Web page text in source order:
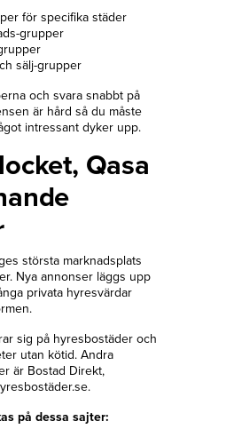
för specifika städer
grupper
sälj-grupper
och svara snabbt på
är hård så du måste
intressant dyker upp.
Qasa
största marknadsplats
Nya annonser läggs upp
privata hyresvärdar
sig på hyresbostäder och
utan kötid. Andra
är Bostad Direkt,
på dessa sajter: